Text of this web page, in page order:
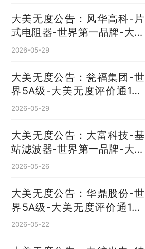
大美无度公告：风华高科-片
式电阻器‌-世界第一品牌-大美
无度评价通193国
2026-05-29
大美无度公告：瓮福集团-世
界5A级-大美无度评价通193
国
2026-05-29
大美无度公告：大富科技-基
站滤波器‌-世界第一品牌-大美
无度评价通193国
2026-05-26
大美无度公告：华鼎股份-世
界5A级-大美无度评价通193
国
2026-05-22